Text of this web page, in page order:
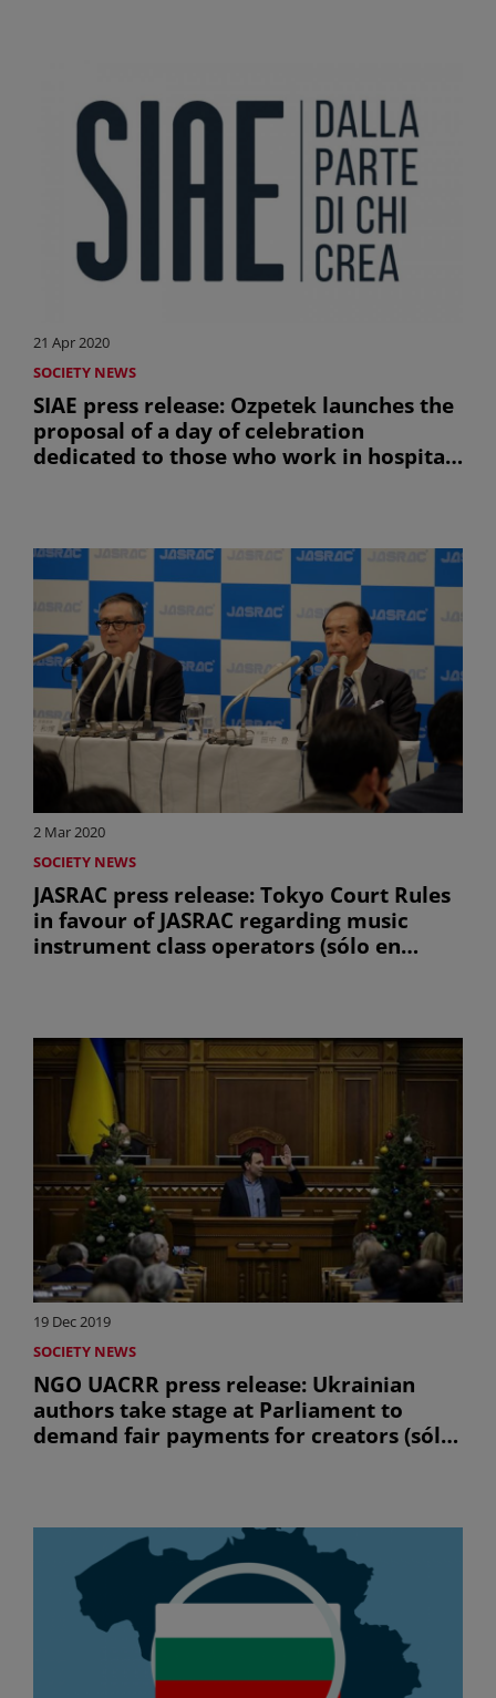
21 Apr 2020
SOCIETY NEWS
SIAE press release: Ozpetek launches the
proposal of a day of celebration
dedicated to those who work in hospitals
2 Mar 2020
SOCIETY NEWS
JASRAC press release: Tokyo Court Rules
in favour of JASRAC regarding music
instrument class operators (sólo en
19 Dec 2019
SOCIETY NEWS
NGO UACRR press release: Ukrainian
authors take stage at Parliament to
demand fair payments for creators (sólo